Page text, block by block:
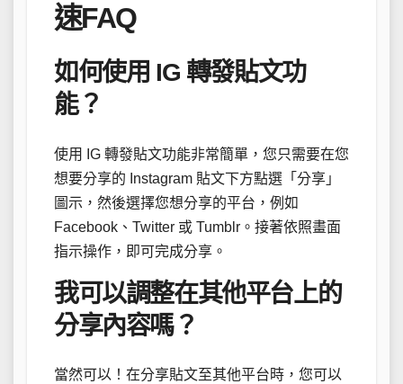
速FAQ
如何使用 IG 轉發貼文功
能？
使用 IG 轉發貼文功能非常簡單，您只需要在您
想要分享的 Instagram 貼文下方點選「分享」
圖示，然後選擇您想分享的平台，例如
Facebook、Twitter 或 Tumblr。接著依照畫面
指示操作，即可完成分享。
我可以調整在其他平台上的
分享內容嗎？
當然可以！在分享貼文至其他平台時，您可以